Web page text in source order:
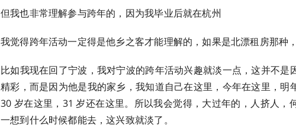
但我也非常理解参与跨年的，因为我毕业后就在杭州
我觉得跨年活动一定得是他乡之客才能理解的，如果是北漂租房那种
比如我现在回了宁波，我对宁波的跨年活动兴趣就淡一点，这并不是
精彩，而是因为他是我的家乡，我知道自己在这里，今年在这里，明
30 岁在这里，31 岁还在这里。所以我会觉得，大过年的，人挤人，
一想到什么时候都能去，这兴致就淡了。